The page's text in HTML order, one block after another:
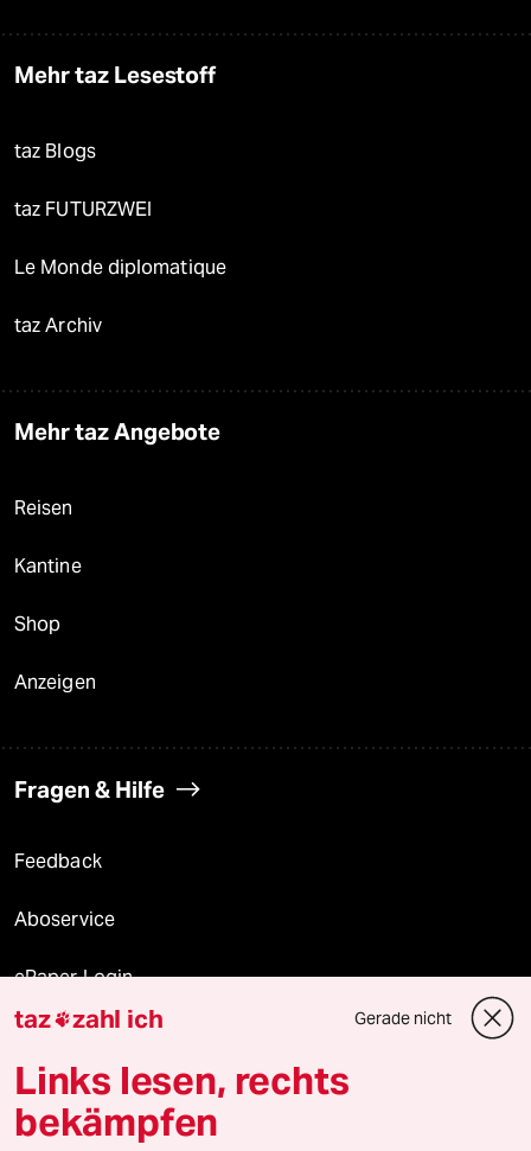
Mehr taz Lesestoff
taz Blogs
taz FUTURZWEI
Le Monde diplomatique
taz Archiv
Mehr taz Angebote
Reisen
Kantine
Shop
Anzeigen
Fragen & Hilfe
Feedback
Aboservice
ePaper Login
Downloads für Abonnierende
© 2026 taz Verlags und Vertriebs GmbH
taz zahl ich Gerade nicht
Links lesen, rechts
bekämpfen